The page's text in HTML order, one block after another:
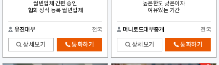
월변업체 간편 승인
협회 정식 등록 월변업체
유진대부 전국
상세보기 통화하기
높은한도 낮은이자
여유있는 기간
머니로드대부중개 전국
상세보기 통화하기